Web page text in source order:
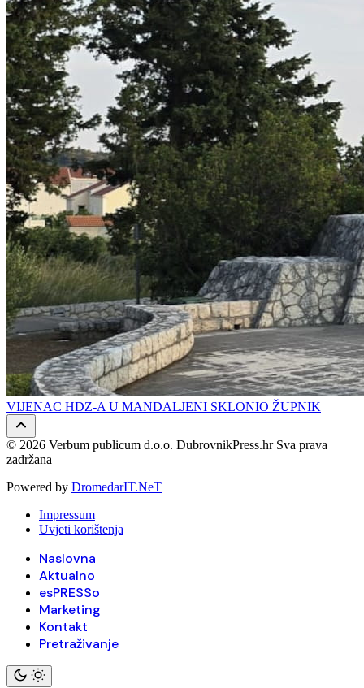
VIJENAC HDZ-A U MANDALJENI SKLONIO ŽUPNIK
© 2026 Verbum publicum d.o.o. DubrovnikPress.hr Sva prava
zadržana
Powered by DromedarIT.NeT
Impressum
Uvjeti korištenja
Naslovna
Aktualno
esPRESSo
Marketing
Kontakt
Pretraživanje